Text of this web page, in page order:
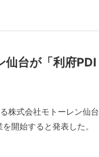
仙台が「利府PDI
株式会社モトーレン仙台
開始すると発表した。